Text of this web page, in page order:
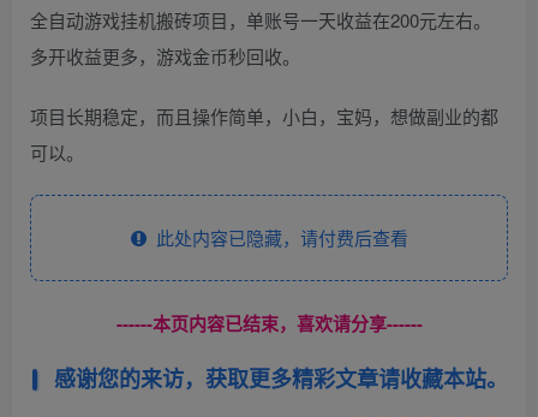
全自动游戏挂机搬砖项目，单账号一天收益在200元左右。
多开收益更多，游戏金币秒回收。
项目长期稳定，而且操作简单，小白，宝妈，想做副业的都
可以。
此处内容已隐藏，请付费后查看
------本页内容已结束，喜欢请分享------
感谢您的来访，获取更多精彩文章请收藏本站。